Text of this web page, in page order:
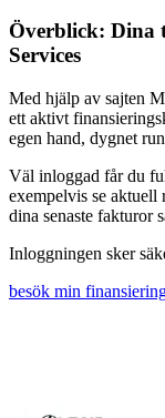
Överblick: Dina
Services
Med hjälp av sajten
ett aktivt
egen hand, dygnet
Väl inloggad får du
exempelvis se aktuell
dina senaste fakturor
Inloggningen sker
besök min